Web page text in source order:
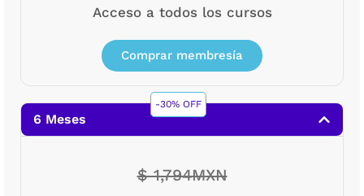
Acceso a todos los cursos
Comprar membresía
-30% OFF
6 Meses
$ 1,794MXN